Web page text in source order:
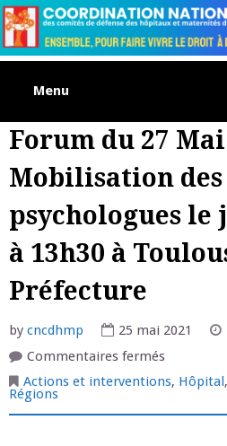
Skip
to
content
Menu
Forum du 27 Mai
Mobilisation des
psychologues le
à 13h30 à
Préfecture
by cncdhmp 25 mai 2021
Commentaires ferméssur
du
27
+
Actions et interventions, Hôpital ,
Régions